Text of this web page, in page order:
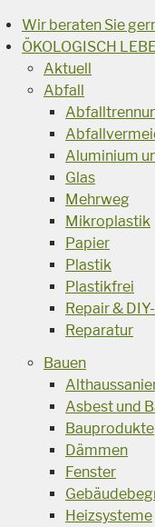
Wir beraten Sie
ÖKOLOGISCH
Aktuell
Abfall
Aluminium
Glas
Mehrweg
Mikroplastik
Papier
Plastik
Plastikfrei
Repair &
Reparatur
Bauen
Asbest und
Bauprodukte
Dämmen
Fenster
Heizsysteme